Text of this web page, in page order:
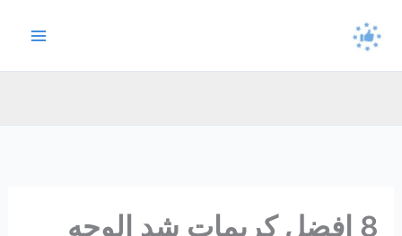
8 افضل كريمات شد الوجه